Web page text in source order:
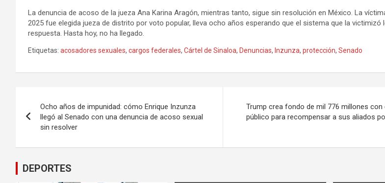
La denuncia de acoso de la jueza Ana Karina Aragón, mientras tanto, sigue sin resolución en México. La
2025 fue elegida jueza de distrito por voto popular, lleva ocho años esperando que el sistema que la victimizó
respuesta. Hasta hoy, no ha llegado.
Etiquetas: acosadores sexuales, cargos federales, Cártel de Sinaloa, Denuncias, Inzunza, protección, Senado
de
Ocho años de impunidad: cómo Enrique Inzunza
llegó al Senado con una denuncia de acoso sexual
sin resolver
Trump crea fondo de mil 776 millones con
público para recompensar a sus aliados
DEPORTES